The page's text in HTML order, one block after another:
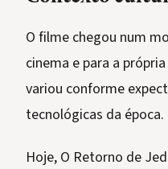
O filme chegou num
cinema e para a
variou conforme
tecnológicas da época.
Hoje, O Retorno de